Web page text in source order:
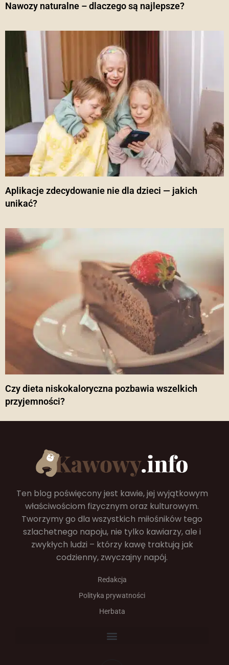
Nawozy naturalne – dlaczego są najlepsze?
Aplikacje zdecydowanie nie dla dzieci — jakich
unikać?
Czy dieta niskokaloryczna pozbawia wszelkich
przyjemności?
Ten blog poświęcony jest kawie, jej wyjątkowym
właściwościom fizycznym oraz kulturowym.
Tworzymy go dla wszystkich miłośników tego
szlachetnego napoju, nie tylko kawiarzy, ale i
zwykłych ludzi – którzy kawę traktują jak
codzienny, zwyczajny napój.
Redakcja
Polityka prywatności
Herbata